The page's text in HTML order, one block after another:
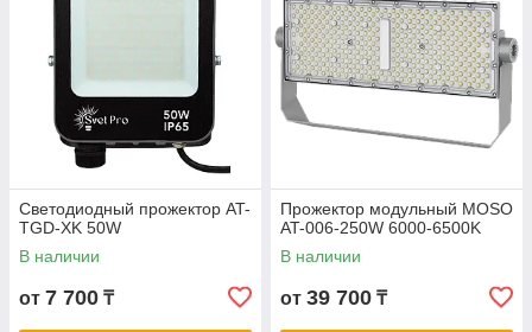
Светодиодный прожектор AT-
TGD-XK 50W
В наличии
от 7 700 ₸
Прожектор модульный MOSO
AT-006-250W 6000-6500K
В наличии
от 39 700 ₸